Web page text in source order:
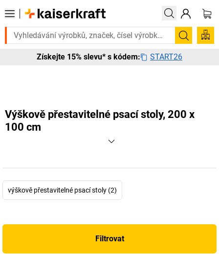
to urgentně? Vybrané bestsellery doručíme do 72 hodin.
Hledání
Získejte 15% slevu* s kódem: START26
Výškově přestavitelné psací stoly, 200 x
100 cm
výškově přestavitelné psací stoly (2)
Filtrovat